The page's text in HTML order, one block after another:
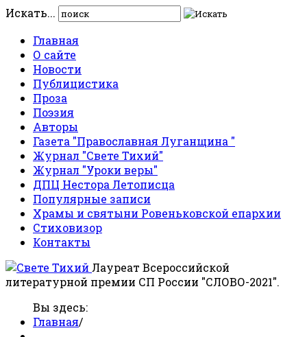
Искать...
Главная
О сайте
Новости
Публицистика
Проза
Поэзия
Авторы
Газета "Православная Луганщина "
Журнал "Свете Тихий"
Журнал "Уроки веры"
ДПЦ Нестора Летописца
Популярные записи
Храмы и святыни Ровеньковской епархии
Стиховизор
Контакты
Лауреат Всероссийской
литературной премии СП России "СЛОВО-2021".
Вы здесь:
Главная/